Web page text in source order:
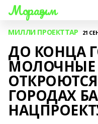
Мораҙым
МИЛЛИ ПРОЕКТТАР 21
ДО КОНЦА
МОЛОЧНЫЕ
ГОРОДАХ